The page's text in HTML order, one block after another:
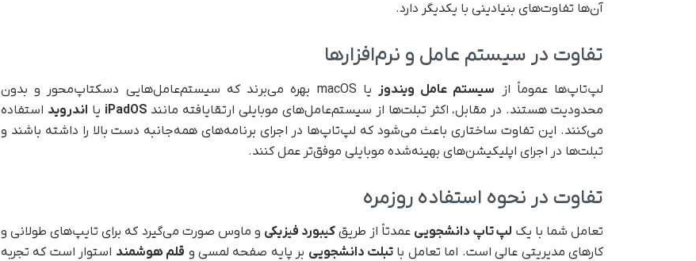
آن‌ها تفاوت‌های بنیادینی با یکدیگر دارد.
تفاوت در سیستم عامل و نرم‌افزارها
لپ‌تاپ‌ها عموماً از سیستم عامل ویندوز
یا macOS بهره می‌برند که سیستم‌عامل‌هایی دسکتاپ‌محور و بدون
محدودیت هستند. در مقابل، اکثر تبلت‌ها از سیستم‌عامل‌های موبایلی ارتقایافته مانند iPadOS یا اندروید استفاده
می‌کنند. این تفاوت ساختاری باعث می‌شود که لپ‌تاپ‌ها در اجرای برنامه‌های همه‌جانبه دست بالا را داشته باشند و
تبلت‌ها در اجرای اپلیکیشن‌های بهینه‌شده موبایلی موفق‌تر عمل کنند.
تفاوت در نحوه استفاده روزمره
تعامل شما با یک لپ تاپ دانشجویی عمدتاً از طریق کیبورد فیزیکی و ماوس صورت می‌گیرد که برای تایپ‌های طولانی و
کارهای مدیریتی عالی است. اما تعامل با تبلت دانشجویی بر پایه صفحه لمسی و قلم هوشمند استوار است که تجربه